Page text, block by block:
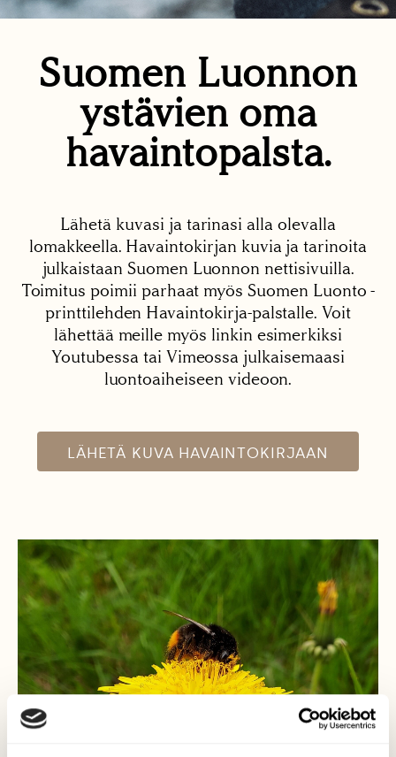
Suomen Luonnon
ystävien oma
havaintopalsta.
Lähetä kuvasi ja tarinasi alla olevalla
lomakkeella. Havaintokirjan kuvia ja tarinoita
julkaistaan Suomen Luonnon nettisivuilla.
Toimitus poimii parhaat myös Suomen Luonto -
printtilehden Havaintokirja-palstalle. Voit
lähettää meille myös linkin esimerkiksi
Youtubessa tai Vimeossa julkaisemaasi
luontoaiheiseen videoon.
LÄHETÄ KUVA HAVAINTOKIRJAAN